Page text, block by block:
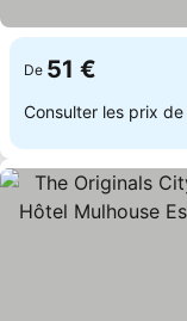
De 51 €
Consulter les prix de